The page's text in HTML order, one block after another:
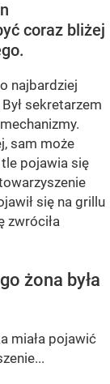
coraz bliżej
najbardziej
sekretarzem
sam może
pojawia się
się na grillu
zwróciła
żona była
miała pojawić